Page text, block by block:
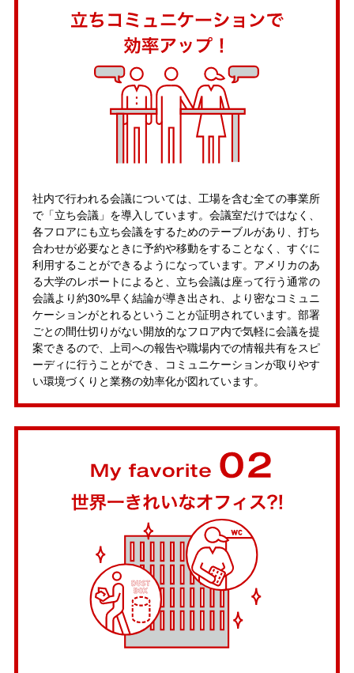
社内で行われる会議については、工場を含む全ての事業所
で「立ち会議」を導入しています。会議室だけではなく、
各フロアにも立ち会議をするためのテーブルがあり、打ち
合わせが必要なときに予約や移動をすることなく、すぐに
利用することができるようになっています。アメリカのあ
る大学のレポートによると、立ち会議は座って行う通常の
会議より約30%早く結論が導き出され、より密なコミュニ
ケーションがとれるということが証明されています。部署
ごとの間仕切りがない開放的なフロア内で気軽に会議を提
案できるので、上司への報告や職場内での情報共有をスピ
ーディに行うことができ、コミュニケーションが取りやす
い環境づくりと業務の効率化が図れています。